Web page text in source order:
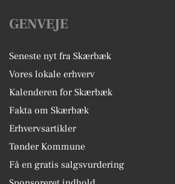
GENVEJE
Seneste nyt fra Skærbæk
Vores lokale erhverv
Kalenderen for Skærbæk
Fakta om Skærbæk
Erhvervsartikler
Tønder Kommune
Få en gratis salgsvurdering